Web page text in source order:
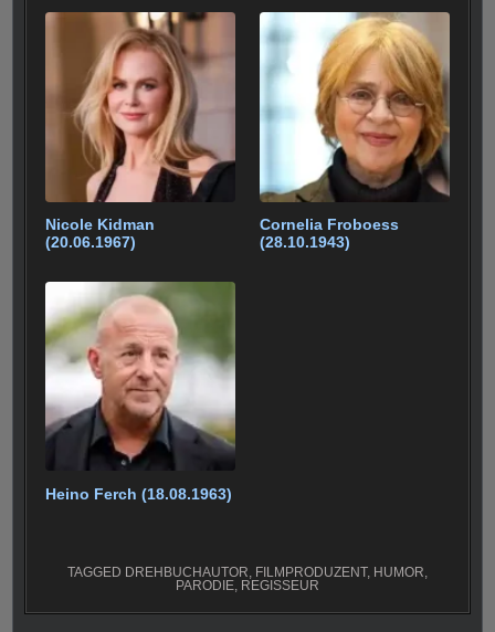
Nicole Kidman
(20.06.1967)
Cornelia Froboess
(28.10.1943)
Heino Ferch (18.08.1963)
TAGGED DREHBUCHAUTOR, FILMPRODUZENT, HUMOR,
PARODIE, REGISSEUR